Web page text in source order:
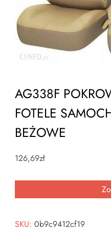
AG338F
FOTELE
BEŻOWE
126,69zł
SKU: 0b9c9412cf19